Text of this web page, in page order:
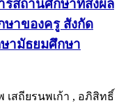
สถานศึกษาที่ส่งผล
าของครู สังกัด
ามัธยมศึกษา
สถียรนพเก้า , อภิสิทธิ์